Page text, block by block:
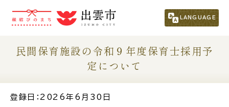
LANGUAGE
市民の方 （くらし・行政・議会）
事業者の方
民間保育施設の令和９年度保育士採用予
定について
登録日：2026年6月30日